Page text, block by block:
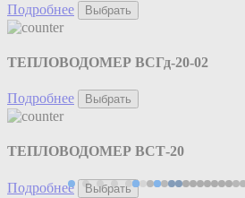
Подробнее Выбрать
ТЕПЛОВОДОМЕР ВСГд-20-02
Подробнее Выбрать
ТЕПЛОВОДОМЕР ВСТ-20
Подробнее Выбрать